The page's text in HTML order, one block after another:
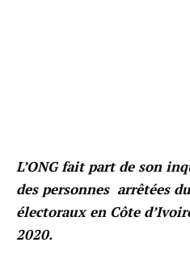
L’ONG fait part de son
des personnes arrêtées
électoraux en Côte
2020.